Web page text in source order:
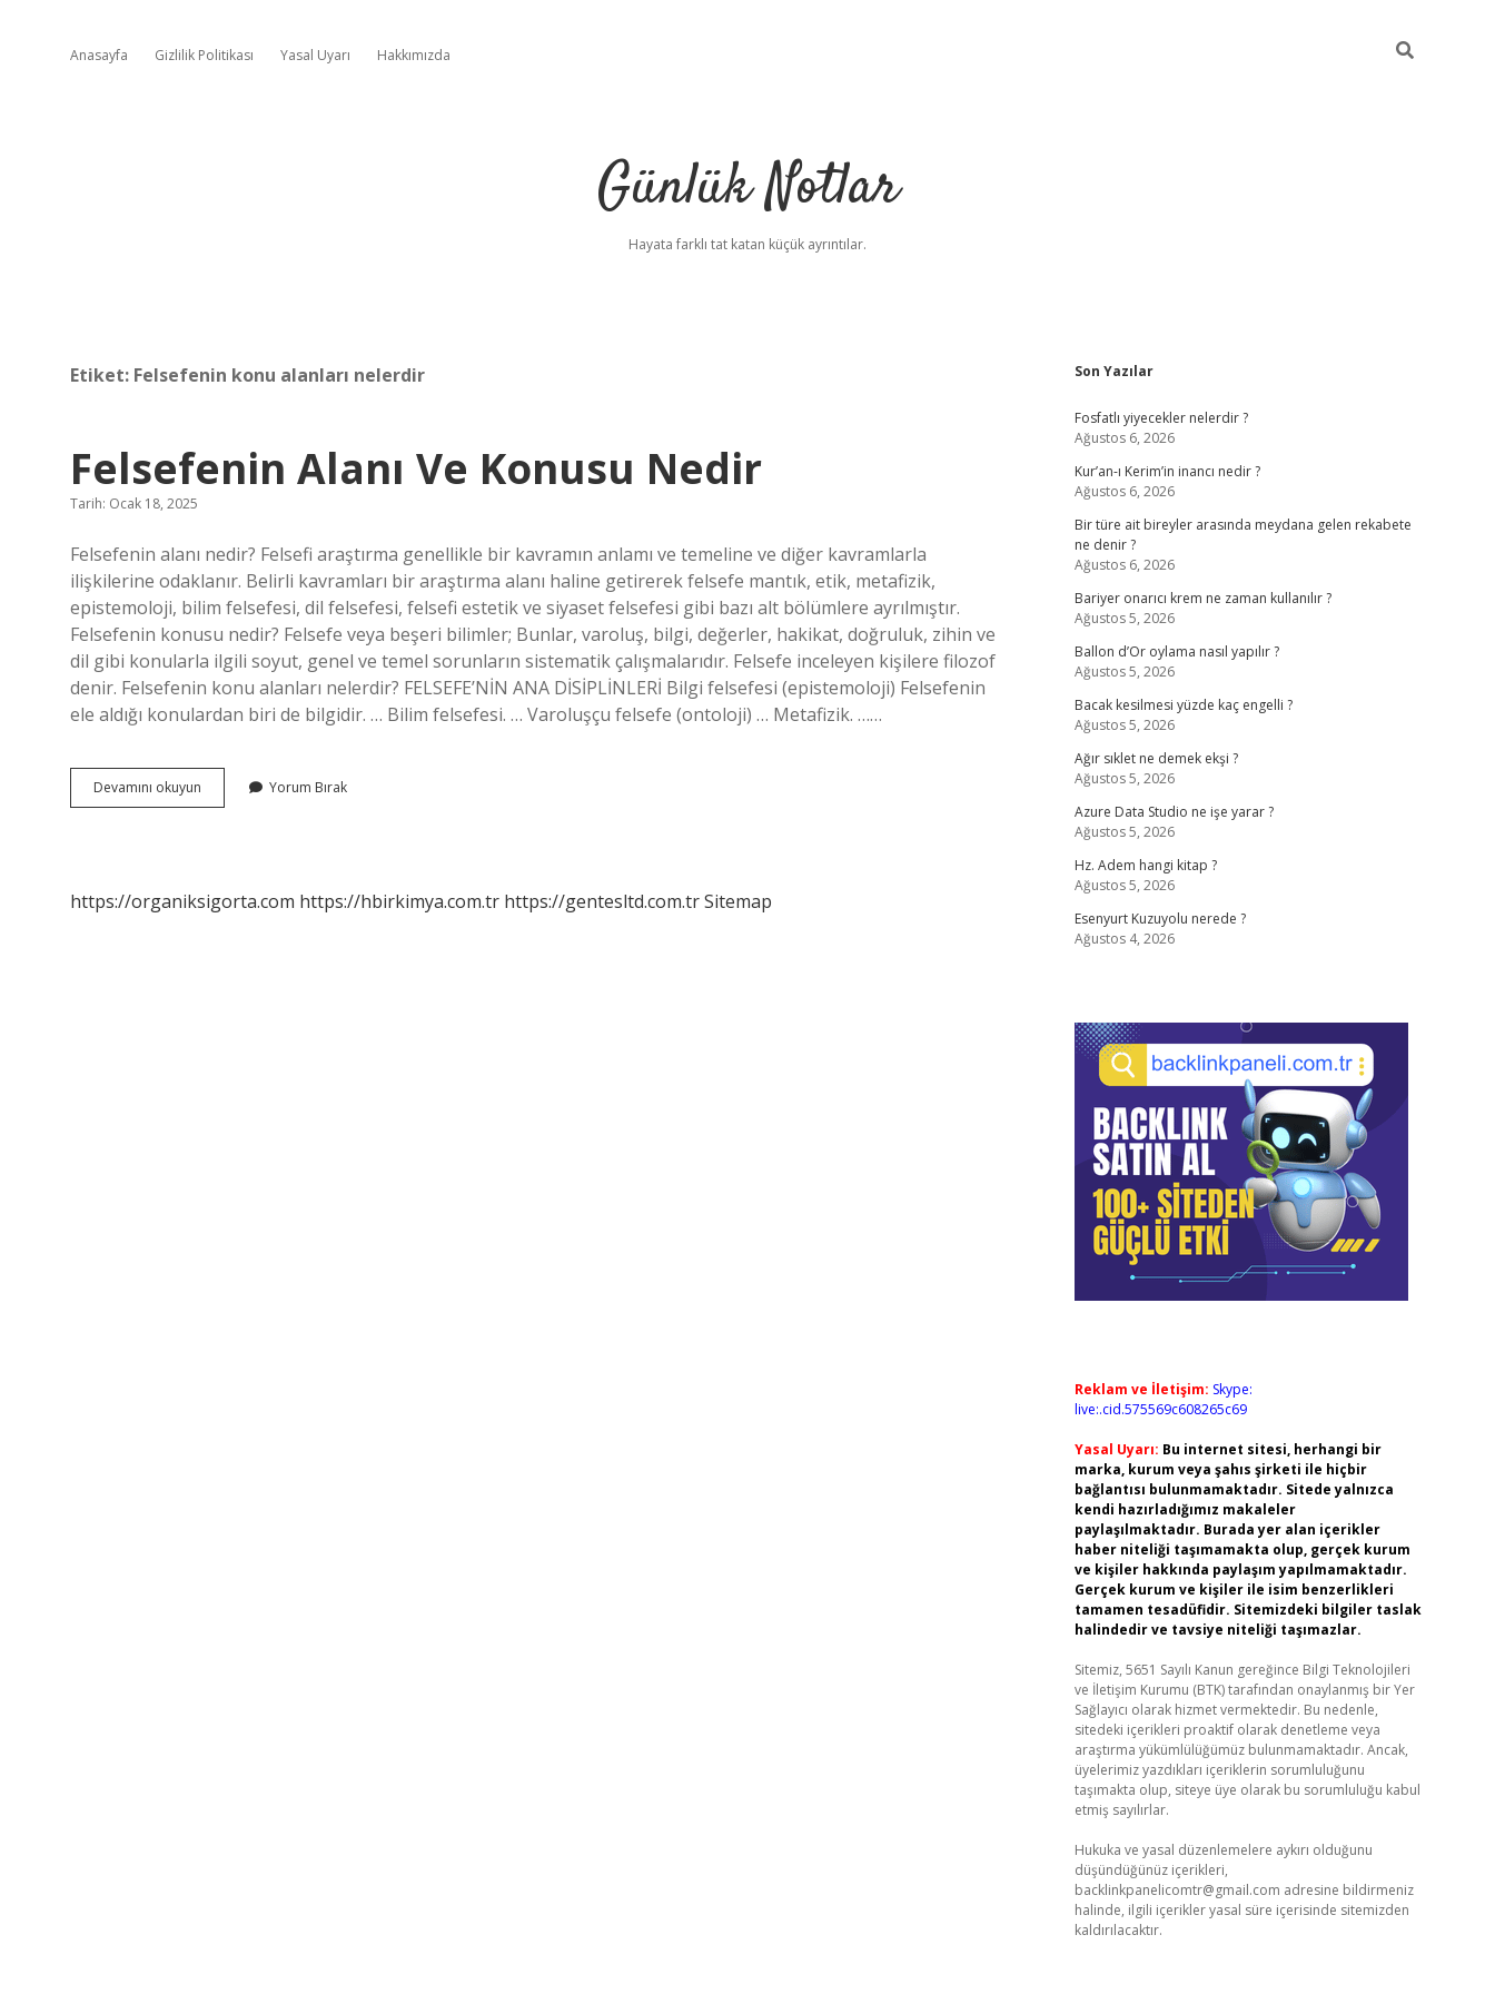
Anasayfa Gizlilik Politikası Yasal Uyarı Hakkımızda
Günlük Notlar
Hayata farklı tat katan küçük ayrıntılar.
Etiket: Felsefenin konu alanları nelerdir
Felsefenin Alanı Ve Konusu Nedir
Tarih: Ocak 18, 2025
Felsefenin alanı nedir? Felsefi araştırma genellikle bir kavramın anlamı ve temeline ve diğer kavramlarla
ilişkilerine odaklanır. Belirli kavramları bir araştırma alanı haline getirerek felsefe mantık, etik, metafizik,
epistemoloji, bilim felsefesi, dil felsefesi, felsefi estetik ve siyaset felsefesi gibi bazı alt bölümlere ayrılmıştır.
Felsefenin konusu nedir? Felsefe veya beşeri bilimler; Bunlar, varoluş, bilgi, değerler, hakikat, doğruluk, zihin ve
dil gibi konularla ilgili soyut, genel ve temel sorunların sistematik çalışmalarıdır. Felsefe inceleyen kişilere filozof
denir. Felsefenin konu alanları nelerdir? FELSEFE’NİN ANA DİSİPLİNLERİ Bilgi felsefesi (epistemoloji) Felsefenin
ele aldığı konulardan biri de bilgidir. … Bilim felsefesi. … Varoluşçu felsefe (ontoloji) … Metafizik. ……
Devamını okuyun Felsefenin
Alanı
Yorum Bırak
https://organiksigorta.com https://hbirkimya.com.tr https://gentesltd.com.trSitemap
Sidebar
Son Yazılar
Fosfatlı yiyecekler nelerdir ?
Ağustos 6, 2026
Kur’an-ı Kerim’in inancı nedir ?
Ağustos 6, 2026
Bir türe ait bireyler arasında meydana gelen rekabete
ne denir ?
Ağustos 6, 2026
Bariyer onarıcı krem ne zaman kullanılır ?
Ağustos 5, 2026
Ballon d’Or oylama nasıl yapılır ?
Ağustos 5, 2026
Bacak kesilmesi yüzde kaç engelli ?
Ağustos 5, 2026
Ağır sıklet ne demek ekşi ?
Ağustos 5, 2026
Azure Data Studio ne işe yarar ?
Ağustos 5, 2026
Hz. Adem hangi kitap ?
Ağustos 5, 2026
Esenyurt Kuzuyolu nerede ?
Ağustos 4, 2026
Reklam ve İletişim: Skype:
live:.cid.575569c608265c69
Yasal Uyarı: Bu internet sitesi, herhangi bir
marka, kurum veya şahıs şirketi ile hiçbir
bağlantısı bulunmamaktadır. Sitede yalnızca
kendi hazırladığımız makaleler
paylaşılmaktadır. Burada yer alan içerikler
haber niteliği taşımamakta olup, gerçek kurum
ve kişiler hakkında paylaşım yapılmamaktadır.
Gerçek kurum ve kişiler ile isim benzerlikleri
tamamen tesadüfidir. Sitemizdeki bilgiler taslak
halindedir ve tavsiye niteliği taşımazlar.
Sitemiz, 5651 Sayılı Kanun gereğince Bilgi Teknolojileri
ve İletişim Kurumu (BTK) tarafından onaylanmış bir Yer
Sağlayıcı olarak hizmet vermektedir. Bu nedenle,
sitedeki içerikleri proaktif olarak denetleme veya
araştırma yükümlülüğümüz bulunmamaktadır. Ancak,
üyelerimiz yazdıkları içeriklerin sorumluluğunu
taşımakta olup, siteye üye olarak bu sorumluluğu kabul
etmiş sayılırlar.
Hukuka ve yasal düzenlemelere aykırı olduğunu
düşündüğünüz içerikleri,
backlinkpanelicomtr@gmail.com adresine bildirmeniz
halinde, ilgili içerikler yasal süre içerisinde sitemizden
kaldırılacaktır.